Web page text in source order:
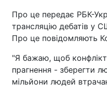
Про це передає РБК-
трансляцію дебатів у
Про це повідомляють
"Я бажаю, щоб
прагнення - зберегти
мільйони людей